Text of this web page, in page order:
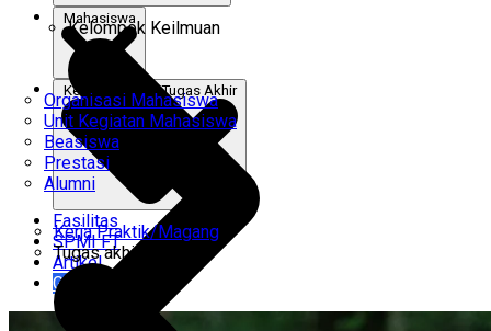
Kelompok Keilmuan
Mahasiswa
Organisasi Mahasiswa
Unit Kegiatan Mahasiswa
Beasiswa
Prestasi
Alumni
Kerja Praktik & Tugas Akhir
Kerja Praktik/Magang
Tugas akhir
Fasilitas
SPMI FT
Artikel
Gabung Kami